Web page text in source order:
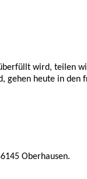
wird,
heute in
Oberhausen.